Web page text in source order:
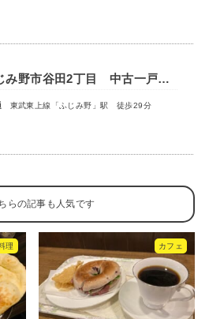
ふじみ野市谷田2丁目 中古一戸建住宅
東武東上線「ふじみ野」駅 徒歩29分
理 カフェ